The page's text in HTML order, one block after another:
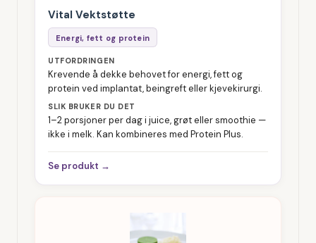
Vital Vektstøtte
Energi, fett og protein
UTFORDRINGEN
Krevende å dekke behovet for energi, fett og
protein ved implantat, beingreft eller kjevekirurgi.
SLIK BRUKER DU DET
1–2 porsjoner per dag i juice, grøt eller smoothie —
ikke i melk. Kan kombineres med Protein Plus.
Se produkt →